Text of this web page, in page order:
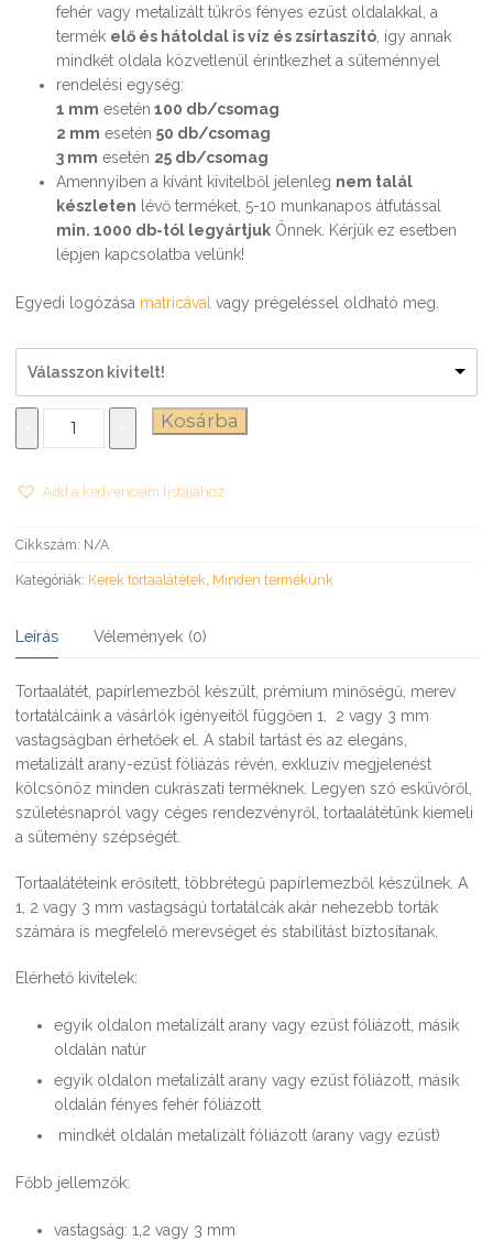
fehér vagy metalizált tükrös fényes ezüst oldalakkal, a
termék elő és hátoldal is víz és zsírtaszító, így annak
mindkét oldala közvetlenül érintkezhet a süteménnyel
rendelési egység:
1 mm esetén 100 db/csomag
2 mm esetén 50 db/csomag
3 mm esetén 25 db/csomag
Amennyiben a kívánt kivitelből jelenleg nem talál
készleten lévő terméket, 5-10 munkanapos átfutással
min. 1000 db-tól legyártjukÖnnek. Kérjük ez esetben
lépjen kapcsolatba velünk!
Egyedi logózása matricával vagy prégeléssel oldható meg.
Válasszon kivitelt!
Tortatálca
mennyiség
Kosárba
Add a kedvenceim listájához
Cikkszám: N/A
Kategóriák: Kerek tortaalátétek Minden termékünk
Leírás Vélemények (0)
Tortaalátét, papírlemezből készült, prémium minőségű, merev
tortatálcáink a vásárlók igényeitől függően 1, 2 vagy 3 mm
vastagságban érhetőek el. A stabil tartást és az elegáns,
metalizált arany-ezüst fóliázás révén, exkluzív megjelenést
kölcsönöz minden cukrászati terméknek. Legyen szó esküvőről,
születésnapról vagy céges rendezvényről, tortaalátétünk kiemeli
a sütemény szépségét.
Tortaalátéteink erősített, többrétegű papírlemezből készülnek. A
1, 2 vagy 3 mm vastagságú tortatálcák akár nehezebb torták
számára is megfelelő merevséget és stabilitást biztosítanak.
Elérhető kivitelek:
egyik oldalon metalizált arany vagy ezüst fóliázott, másik
oldalán natúr
egyik oldalon metalizált arany vagy ezüst fóliázott, másik
oldalán fényes fehér fóliázott
mindkét oldalán metalizált fóliázott (arany vagy ezüst)
Főbb jellemzők:
vastagság: 1,2 vagy 3 mm